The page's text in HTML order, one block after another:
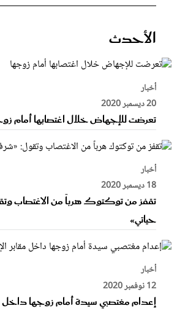
الأحدث
أخبار
20 ديسمبر 2020
تعرضت للإجهاض خلال اغتصابها أمام
أخبار
18 ديسمبر 2020
تقفز من توكتوك هرباً من الاغتصاب
حياتي»
أخبار
12 نوفمبر 2020
إعدام مغتصبي سيدة أمام زوجها داخل
غلاف رفمي